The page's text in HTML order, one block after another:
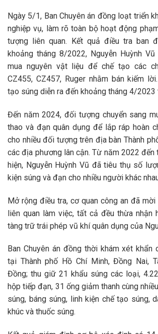
Ngày 5/1, Ban Chuyên án đồng loạt triển
nghiệp vụ, làm rõ toàn bộ hoạt động
tượng liên quan. Kết quả điều tra ban
khoảng tháng 8/2022, Nguyễn Huỳnh
mua nguyên vật liệu để chế tạo các
CZ455, CZ457, Ruger nhằm bán kiếm
tạo súng diễn ra đến khoảng tháng 4/2023
Đến năm 2024, đối tượng chuyển sang
thao và đạn quân dụng để lắp ráp hoàn
cho nhiều đối tượng trên địa bàn Thành
các địa phương lân cận. Từ năm 2022
hiện, Nguyễn Huỳnh Vũ đã tiêu thụ số
kiện súng và đạn cho nhiều người khác
Mở rộng điều tra, cơ quan công an đã
liên quan làm việc, tất cả đều thừa nhận
tàng trữ trái phép vũ khí quân dụng của
Ban Chuyên án đồng thời khám xét
tại Thành phố Hồ Chí Minh, Đồng Nai,
Đồng; thu giữ 21 khẩu súng các loại,
hộp tiếp đạn, 31 ống giảm thanh cùng
súng, báng súng, linh kiện chế tạo súng,
khúc và thuốc súng.